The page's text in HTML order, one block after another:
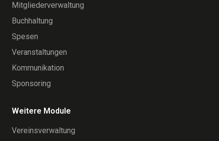
Mitgliederverwaltung
Buchhaltung
Spesen
Veranstaltungen
Kommunikation
Sponsoring
Weitere Module
Vereinsverwaltung